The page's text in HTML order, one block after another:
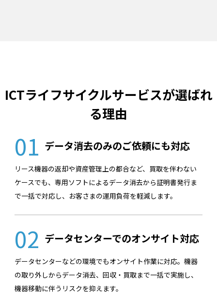
ICTライフサイクルサービスが選ばれ
る理由
01 データ消去のみのご依頼にも対応
リース機器の返却や資産管理上の都合など、買取を伴わない
ケースでも、専用ソフトによるデータ消去から証明書発行ま
で一括で対応し、お客さまの運用負荷を軽減します。
02 データセンターでのオンサイト対応
データセンターなどの環境でもオンサイト作業に対応。機器
の取り外しからデータ消去、回収・買取まで一括で実施し、
機器移動に伴うリスクを抑えます。